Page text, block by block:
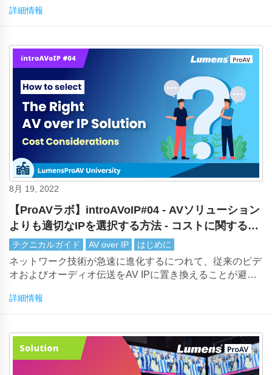
AV IP非常に多く、適切な技術を選択することは困難な作
詳細情報
8月 19, 2022
【ProAVラボ】introAVoIP#04 - AVソリューション
よりも適切なIPを選択する方法 - コストに関する考
慮事項
テクニカルガイド AV over IP はじめに
ネットワーク技術が急速に進化するにつれて、従来のビデ
オおよびオーディオ伝送をAV IPに置き換えることが避け
AV IP非常に多く、適切な技術を選択することは困難な作
詳細情報